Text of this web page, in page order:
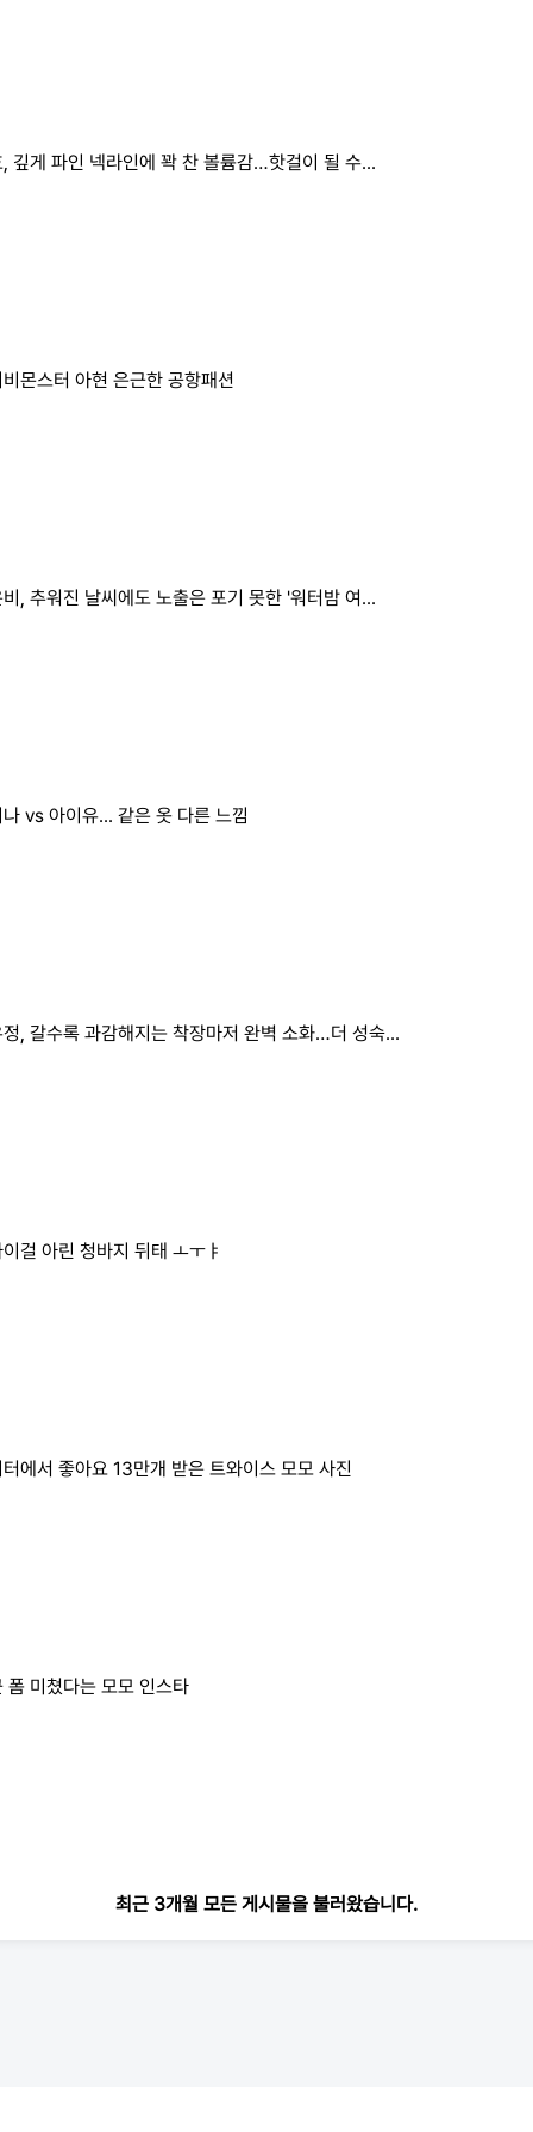
깊게 파인 넥라인에 꽉 찬 볼륨감…핫걸이 될 수...
몬스터 아현 은근한 공항패션
, 추워진 날씨에도 노출은 포기 못한 '워터밤 여...
vs 아이유... 같은 옷 다른 느낌
, 갈수록 과감해지는 착장마저 완벽 소화…더 성숙...
걸 아린 청바지 뒤태 ㅗㅜㅑ
에서 좋아요 13만개 받은 트와이스 모모 사진
폼 미쳤다는 모모 인스타
최근 3개월 모든 게시물을 불러왔습니다.